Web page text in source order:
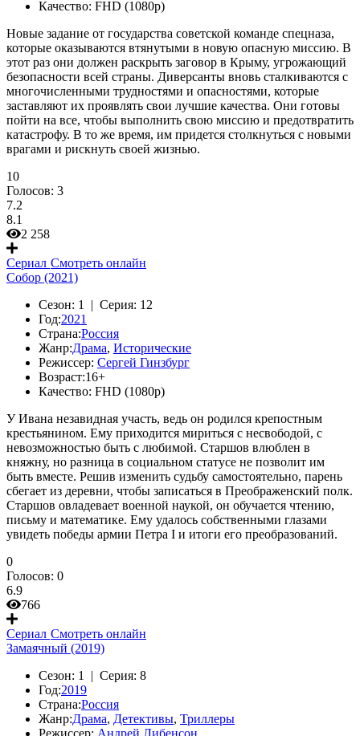
Качество: FHD (1080p)
Новые задание от государства советской команде спецназа,
которые оказываются втянутыми в новую опасную миссию. В
этот раз они должен раскрыть заговор в Крыму, угрожающий
безопасности всей страны. Диверсанты вновь сталкиваются с
многочисленными трудностями и опасностями, которые
заставляют их проявлять свои лучшие качества. Они готовы
пойти на все, чтобы выполнить свою миссию и предотвратить
катастрофу. В то же время, им придется столкнуться с новыми
врагами и рискнуть своей жизнью.
10
Голосов: 3
7.2
8.1
2 258
Сериал Смотреть онлайн
Собор (2021)
Сезон: 1 | Серия: 12
Год:2021
Страна:Россия
Жанр:Драма, Исторические
Режиссер: Сергей Гинзбург
Возраст:16+
Качество: FHD (1080p)
У Ивана незавидная участь, ведь он родился крепостным
крестьянином. Ему приходится мириться с несвободой, с
невозможностью быть с любимой. Старшов влюблен в
княжну, но разница в социальном статусе не позволит им
быть вместе. Решив изменить судьбу самостоятельно, парень
сбегает из деревни, чтобы записаться в Преображенский полк.
Старшов овладевает военной наукой, он обучается чтению,
письму и математике. Ему удалось собственными глазами
увидеть победы армии Петра I и итоги его преобразований.
0
Голосов: 0
6.9
766
Сериал Смотреть онлайн
Замаячный (2019)
Сезон: 1 | Серия: 8
Год:2019
Страна:Россия
Жанр:Драма, Детективы, Триллеры
Режиссер: Андрей Либенсон